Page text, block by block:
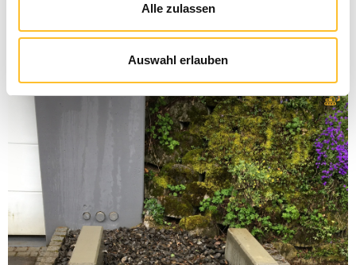
Alle zulassen
Auswahl erlauben
Langfristige Sicherung einer Decke mit Stahlträgern und
Stahlstützen